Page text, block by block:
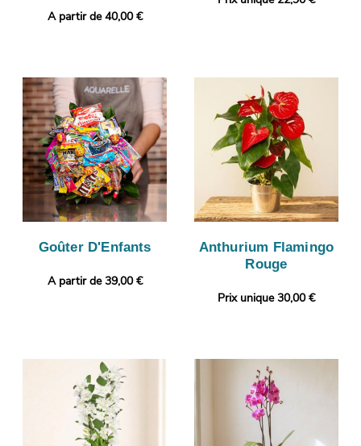
A partir de 40,00 €
Goûter D'Enfants
A partir de 39,00 €
Anthurium Flamingo
Rouge
Prix unique 30,00 €